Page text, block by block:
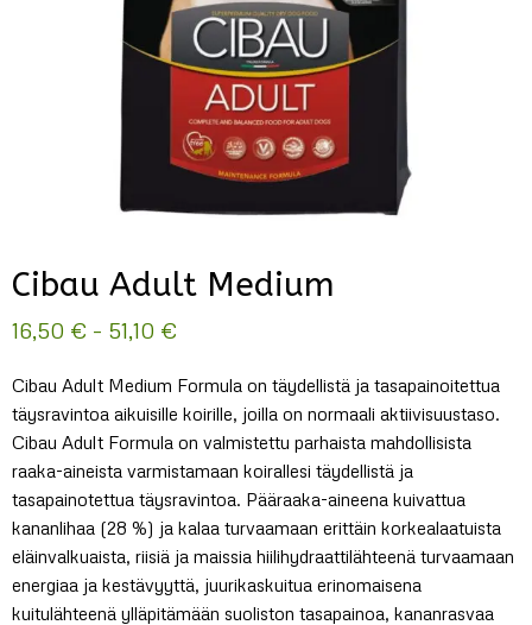
Cibau Adult Medium
16,50 € – 51,10 €
-
51,10 €
Cibau Adult Medium Formula on täydellistä ja tasapainoitettua
täysravintoa aikuisille koirille, joilla on normaali aktiivisuustaso.
Cibau Adult Formula on valmistettu parhaista mahdollisista
raaka-aineista varmistamaan koirallesi täydellistä ja
tasapainotettua täysravintoa. Pääraaka-aineena kuivattua
kananlihaa (28 %) ja kalaa turvaamaan erittäin korkealaatuista
eläinvalkuaista, riisiä ja maissia hiilihydraattilähteenä turvaamaan
energiaa ja kestävyyttä, juurikaskuitua erinomaisena
kuitulähteenä ylläpitämään suoliston tasapainoa, kananrasvaa